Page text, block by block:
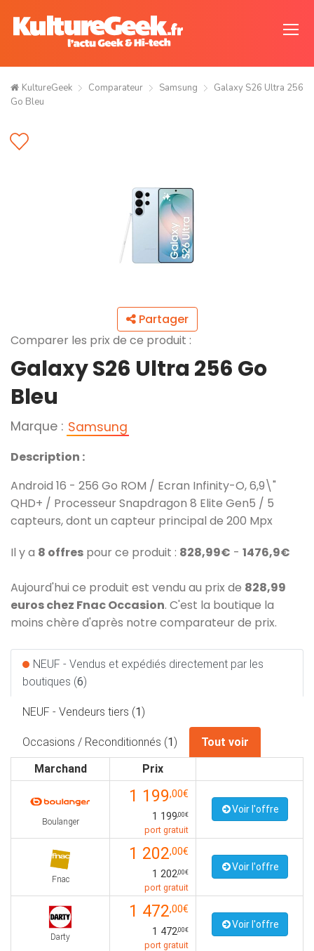
KultureGeek Comparateur Samsung
Galaxy S26 Ultra 256
Go Bleu
Partager
Comparer les prix de ce produit :
Galaxy S26 Ultra 256 Go
Bleu
Marque : Samsung
Description :
Android 16 - 256 Go ROM / Ecran Infinity-O, 6,9\"
QHD+ / Processeur Snapdragon 8 Elite Gen5 / 5
capteurs, dont un capteur principal de 200 Mpx
Il y a 8 offres pour ce produit : 828,99€ - 1476,9€
Aujourd'hui ce produit est vendu au prix de 828,99
euros chez Fnac Occasion. C'est la boutique la
moins chère d'après notre comparateur de prix.
NEUF - Vendus et expédiés directement par les
boutiques (6)
NEUF - Vendeurs tiers (1)
Occasions / Reconditionnés (1)
Tout voir
Marchand
Prix
Boulanger
1 199,00€
1 199,00€
port gratuit
Voir l'offre
Fnac
1 202,00€
1 202,00€
port gratuit
Voir l'offre
Darty
1 472,00€
1 472,00€
port gratuit
Voir l'offre